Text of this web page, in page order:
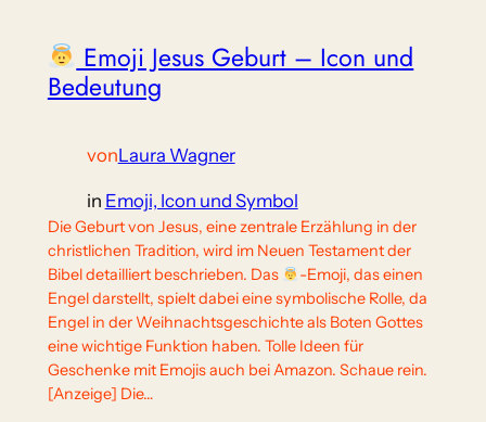
Emoji Jesus Geburt – Icon und
Bedeutung
vonLaura Wagner
in Emoji, Icon und Symbol
Die Geburt von Jesus, eine zentrale Erzählung in der
christlichen Tradition, wird im Neuen Testament der
Bibel detailliert beschrieben. Das
-Emoji, das einen
Engel darstellt, spielt dabei eine symbolische Rolle, da
Engel in der Weihnachtsgeschichte als Boten Gottes
eine wichtige Funktion haben. Tolle Ideen für
Geschenke mit Emojis auch bei Amazon. Schaue rein.
[Anzeige] Die…